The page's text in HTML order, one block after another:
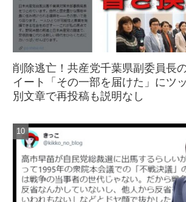
削除逃亡！共産党千葉県副委員長
イート「その一部を届けた」にツ
別文章で再投稿も説明なし